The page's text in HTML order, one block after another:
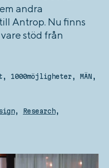
andra
Antrop. Nu finns
stöd från
1000möjligheter, MÄN,
, Research,